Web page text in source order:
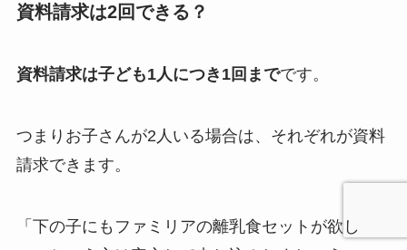
資料請求は2回できる？
資料請求は子ども1人につき1回までです。
つまりお子さんが2人いる場合は、それぞれが資料
請求できます。
「下の子にもファミリアの離乳食セットが欲し